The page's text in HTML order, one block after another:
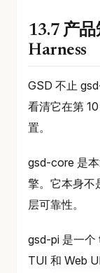
13.7 产
Harness
GSD 不止
看清它在第
置。
gsd-core 是
擎。它本身不
层可靠性。
gsd-pi 是一个
TUI 和 Web